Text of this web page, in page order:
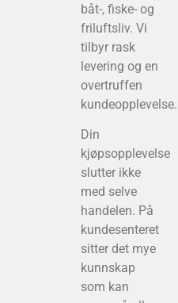
båt-, fiske- og
friluftsliv. Vi
tilbyr rask
levering og en
overtruffen
kundeopplevelse.
Din
kjøpsopplevelse
slutter ikke
med selve
handelen. På
kundesenteret
sitter det mye
kunnskap
som kan